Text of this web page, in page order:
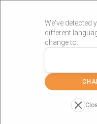
We've detected
different
change to:
mesoterapia facial para
flacidez